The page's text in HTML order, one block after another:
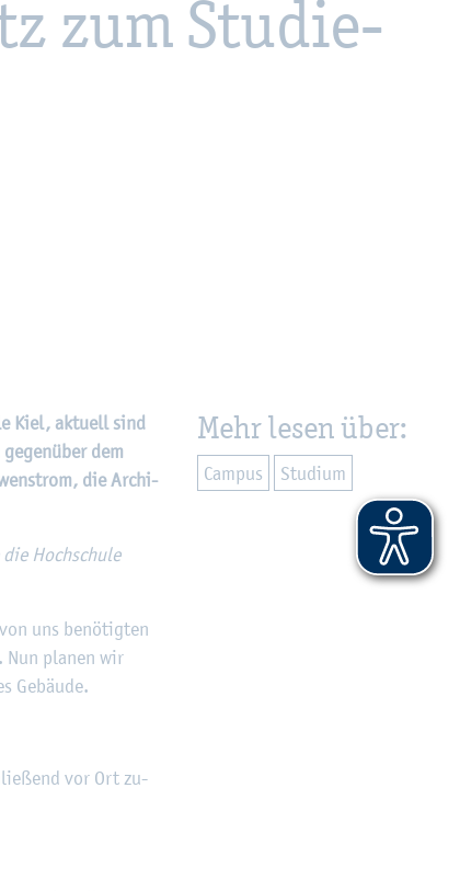
zum Stu­die­
Kiel, ak­tu­ell sind
dem
die Ar­chi­
Hoch­schu­le
uns be­nö­tig­ten
Nun pla­nen wir
Ge­bäu­de.
vor Ort zu­
Mehr lesen über:
Cam­pus Stu­di­um